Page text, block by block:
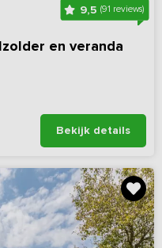
9,5(91 reviews)
en veranda
Bekijk details